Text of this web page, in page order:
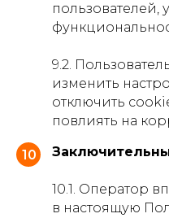
пользователей,
9.2.
изменить
отключить
повлиять на
10
10.1. Оператор
в настоящую